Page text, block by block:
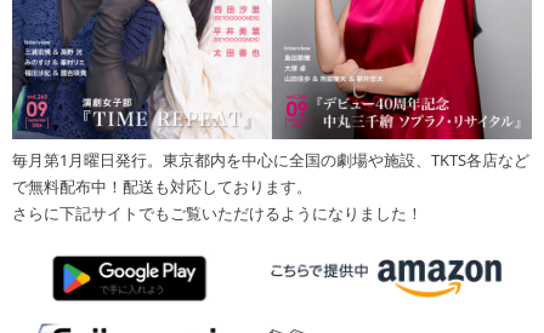
毎月第1月曜日発行。東京都内を中心に全国の劇場や施設、TKTS各店など
で無料配布中！配送も対応しております。
さらに下記サイトでもご覧いただけるようになりました！